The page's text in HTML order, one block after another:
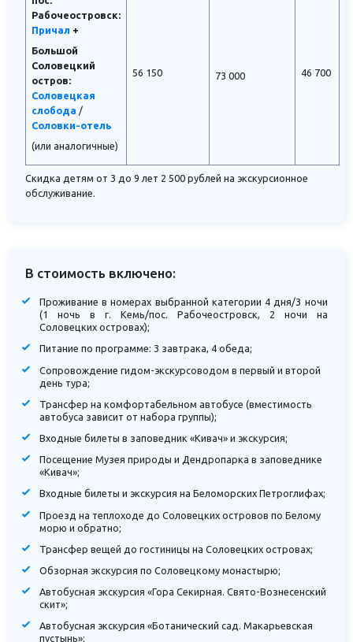
Рабочеостровск:
Причал +
Большой
Соловецкий
остров:
Соловецкая
слобода /
Соловки-отель
(или аналогичные)
56 150 73 000 46 700
Скидка детям от 3 до 9 лет 2 500 рублей на экскурсионное
обслуживание.
В стоимость включено:
Проживание в номерах выбранной категории 4 дня/3 ночи
(1 ночь в г. Кемь/пос. Рабочеостровск, 2 ночи на
Соловецких островах);
Питание по программе: 3 завтрака, 4 обеда;
Сопровождение гидом-экскурсоводом в первый и второй
день тура;
Трансфер на комфортабельном автобусе (вместимость
автобуса зависит от набора группы);
Входные билеты в заповедник «Кивач» и экскурсия;
Посещение Музея природы и Дендропарка в заповеднике
«Кивач»;
Входные билеты и экскурсия на Беломорских Петроглифах;
Проезд на теплоходе до Соловецких островов по Белому
морю и обратно;
Трансфер вещей до гостиницы на Соловецких островах;
Обзорная экскурсия по Соловецкому монастырю;
Автобусная экскурсия «Гора Секирная. Свято-Вознесенский
скит»;
Автобусная экскурсия «Ботанический сад. Макарьевская
пустынь»;